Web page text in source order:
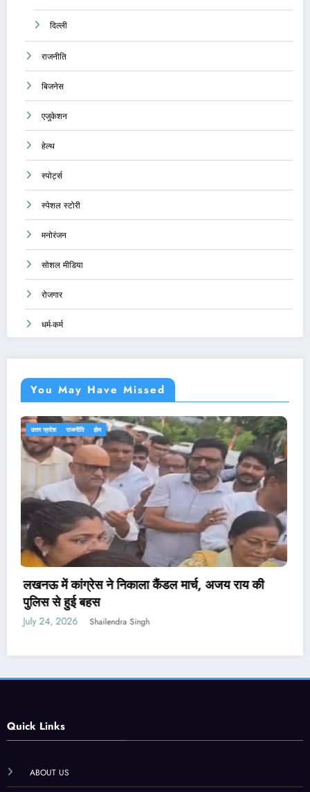
दिल्ली
राजनीति
बिजनेस
एजुकेशन
हेल्थ
स्पोर्ट्स
स्पेशल स्टोरी
मनोरंजन
सोशल मीडिया
रोजगार
धर्म-कर्म
You May Have Missed
एजुकेशन देश-दुनिया राजनीति होम
पेपर लीक संशोधन बिल पर मंत्री वैष्णव ने नहीं दिया जवाब,
PM मोदी ने कही थी सख्त कानून लाने की बात
July 24, 2026 Shailendra Singh
Quick Links
ABOUT US